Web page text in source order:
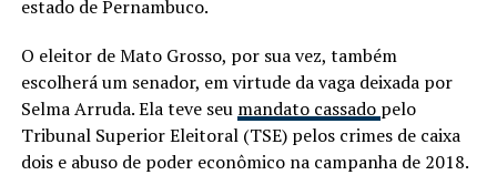
estado de Pernambuco.
O eleitor de Mato Grosso, por sua vez, também
escolherá um senador, em virtude da vaga deixada por
Selma Arruda. Ela teve seu mandato cassado pelo
Tribunal Superior Eleitoral (TSE) pelos crimes de caixa
dois e abuso de poder econômico na campanha de 2018.